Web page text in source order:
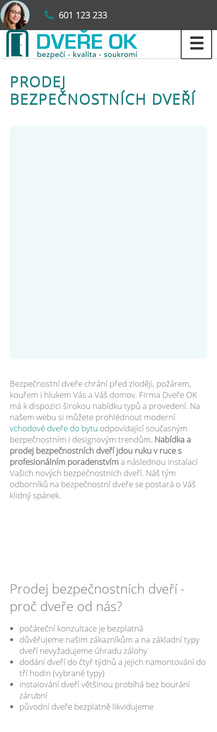
601 123 233
☰
PRODEJ
BEZPEČNOSTNÍCH DVEŘÍ
Bezpečnostní dveře chrání před zloději, požárem,
kouřem i hlukem Vás a Váš domov. Firma Dveře OK
má k dispozici širokou nabídku typů a provedení. Na
našem webu si můžete prohlédnout moderní
vchodové dveře do bytu odpovídající současným
bezpečnostním i designovým trendům. Nabídka a
prodej bezpečnostních dveří jdou ruku v ruce s
profesionálním poradenstvím a následnou instalací
Vašich nových bezpečnostních dveří. Náš tým
odborníků na bezpečnostní dveře se postará o Váš
klidný spánek.
Prodej bezpečnostních dveří -
proč dveře od nás?
počáteční konzultace je bezplatná
důvěřujeme našim zákazníkům a na základní typy
dveří nevyžadujeme úhradu zálohy
dodání dveří do čtyř týdnů a jejich namontování do
tří hodin (vybrané typy)
instalování dveří většinou probíhá bez bourání
zárubní
původní dveře bezplatně likvidujeme